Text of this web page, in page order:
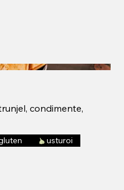
condimente,
usturoi